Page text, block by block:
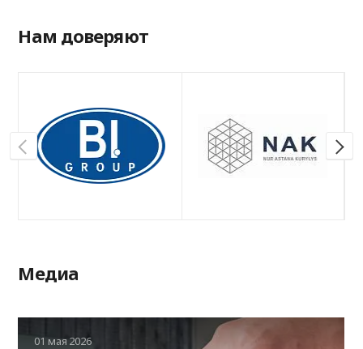
Нам доверяют
Медиа
01 мая 2026